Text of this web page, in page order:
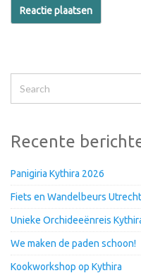
Recente
Panigiria Kythira 2026
Fiets en Wandelbeurs
Unieke Orchideeënreis
We maken de paden schoon!
Kookworkshop op Kythira